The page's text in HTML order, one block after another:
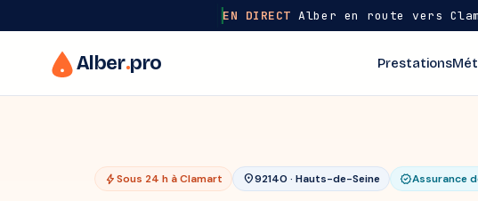
EN DIRECT Alber en route vers
Alber.pro Prestations
boltSous 24 h à Clamart location_on92140 · Hauts-de-Seine verifiedAssurance